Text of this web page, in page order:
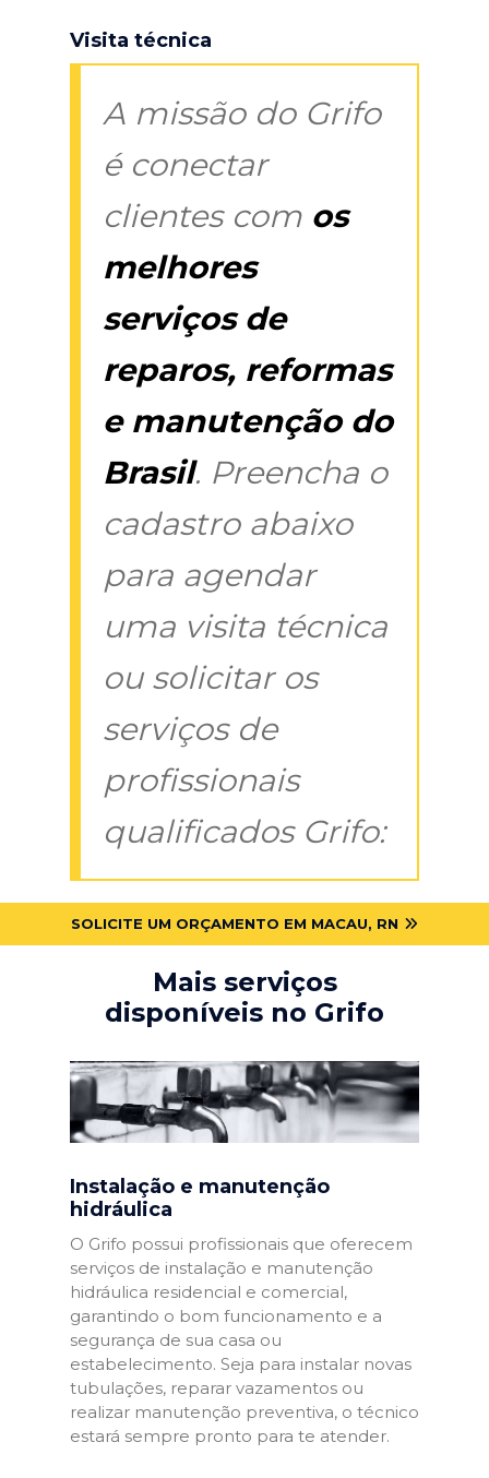
Visita técnica
A missão do Grifo
é conectar
clientes com os
melhores
serviços de
reparos, reformas
e manutenção do
Brasil. Preencha o
cadastro abaixo
para agendar
uma visita técnica
ou solicitar os
serviços de
profissionais
qualificados Grifo:
SOLICITE UM ORÇAMENTO EM MACAU, RN
Mais serviços
disponíveis no Grifo
Instalação e manutenção
hidráulica
O Grifo possui profissionais que oferecem
serviços de instalação e manutenção
hidráulica residencial e comercial,
garantindo o bom funcionamento e a
segurança de sua casa ou
estabelecimento. Seja para instalar novas
tubulações, reparar vazamentos ou
realizar manutenção preventiva, o técnico
estará sempre pronto para te atender.